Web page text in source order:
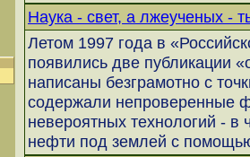
Наука - свет, а лжеученых -
Летом 1997 года в
появились две публикации
написаны безграмотно с
содержали непроверенные
невероятных технологий - в
нефти под землей с